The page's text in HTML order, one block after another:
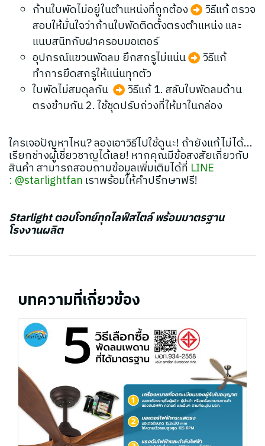
ก้านใบพัดไม่อยู่ในตำแหน่งที่ถูกต้อง
วิธีแก้ ตรวจ
สอบให้มั่นใจว่าก้านใบพัดติดตั้งตรงตำแหน่ง และ
แนบสนิทกับฝาครอบมอเตอร์
อุปกรณ์แขวนพัดลม ยึกสกรูไม่แน่น
วิธีแก้
ทำการยึดสกรูให้แน่นทุกตัว
ใบพัดไม่สมดุลกัน
วิธีแก้ 1. สลับใบพัดลมด้าน
ตรงข้ามกัน 2. ใช้ชุดปรับถ่วงที่ให้มาในกล่อง
‍ใครเจอปัญหาไหน? ลองเอาวิธีไปใช้ดูนะ! ถ้ายังแก้ไม่ได้...
เรียกช่างผู้เชี่ยวชาญได้เลย! หากคุณมีข้อสงสัยเกี่ยวกับ
สินค้า สามารถสอบถามข้อมูลเพิ่มเติมได้ที่ ️LINE
: @starlightfan เราพร้อมให้คำปรึกษาฟรี!
Starlight ตอบโจทย์ทุกไลฟ์สไตล์ พร้อมมาตรฐาน
โรงงานผลิต
บทความที่เกี่ยวข้อง